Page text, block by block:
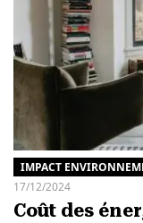
IMPACT
17/12/2024
Coût des